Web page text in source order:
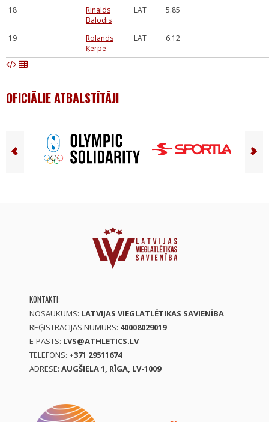
18
Rinalds
Balodis
LAT 5.85
19
Rolands
Ķerpe
LAT 6.12
OFICIĀLIE ATBALSTĪTĀJI
KONTAKTI:
NOSAUKUMS: LATVIJAS VIEGLATLĒTIKAS SAVIENĪBA
REĢISTRĀCIJAS NUMURS: 40008029019
E-PASTS: LVS@ATHLETICS.LV
TELEFONS: +371 29511674
ADRESE: AUGŠIELA 1, RĪGA, LV-1009